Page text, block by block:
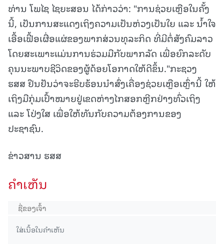
ທ່ານ ໂພໄຊ ໄຊຍະສອນ ໄດ້ກ່າວວ່າ: "ການຊ່ວຍເຫຼືອໃນຄັ້ງ
ນີ້, ເປັນການສະແດງເຖິງຄວາມເປັນຫ່ວງເປັນໃຍ ແລະ ນ້ຳໃຈ
ເອື້ອເຟື້ອເຜື່ອແຜ່ຂອງພາກສ່ວນທຸລະກິດ ທີ່ມີຕໍ່ສັງຄົມລາວ
ໂດຍສະເພາະແມ່ນການຮ່ວມມືກັບພາກລັດ ເພື່ອຍົກລະດັບ
ຄຸນນະພາບຊີວິດຂອງຜູ້ດ້ອຍໂອກາດໃຫ້ດີຂຶ້ນ."ກະຊວງ
ຮສສ ຢືນຢັນວ່າຈະຮີບຮ້ອນນຳສົ່ງເຄື່ອງຊ່ວຍເຫຼືອເຫຼົ່ານີ້ ໃຫ້
ເຖິງມືກຸ່ມເປົ້າໝາຍຢູ່ເຂດຫ່າງໄກສອກຫຼີກຢ່າງທົ່ວເຖິງ
ແລະ ໂປ່ງໃສ ເພື່ອໃຫ້ທັນກັບຄວາມຕ້ອງການຂອງ
ປະຊາຊົນ.
ຂ່າວສານ ຮສສ
ຄໍາເຫັນ